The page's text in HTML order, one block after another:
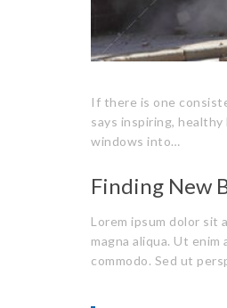
If there is one
says inspiring,
windows into…
Finding New
Lorem ipsum dolor sit
magna aliqua. Ut
commodo. Sed ut